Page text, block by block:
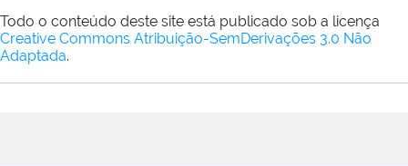
Todo o conteúdo deste site está publicado sob a licença
Creative Commons Atribuição-SemDerivações 3.0 Não
Adaptada.